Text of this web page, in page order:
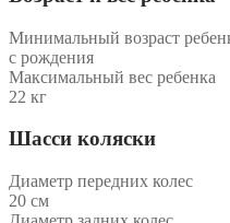
Минимальный возраст
с рождения
Максимальный вес ребенка
22 кг
Шасси коляски
Диаметр передних колес
20 см